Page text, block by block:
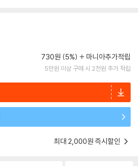
730원 (5%) 마니아추가적립
5만원 이상 구매 시 2천원 추가 적립
최대 2,000원 즉시할인